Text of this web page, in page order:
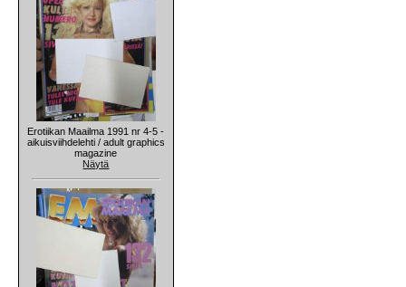
Erotiikan Maailma 1991 nr 4-5 -
aikuisviihdelehti / adult graphics
magazine
Näytä